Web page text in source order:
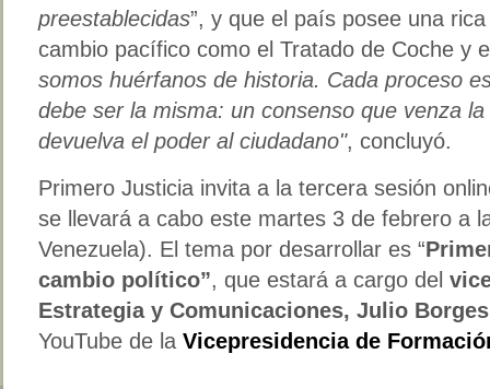
preestablecidas”, y que el país posee una
cambio pacífico como el Tratado de Coche y
somos huérfanos de historia. Cada proceso
debe ser la misma: un consenso que venza
devuelva el poder al ciudadano", concluyó.
Primero Justicia invita a la tercera sesión
se llevará a cabo este martes 3 de febrero a
Venezuela). El tema por desarrollar es “
cambio político”, que estará a cargo del
Estrategia y Comunicaciones, Julio Borges
YouTube de la Vicepresidencia de